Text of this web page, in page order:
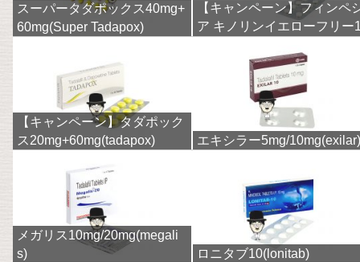
スーパータダポックス40mg+
60mg(Super Tadapox)
【キャンペーン】フィンペ
ア キノリンイエローフリー
【キャンペーン】タダポック
ス20mg+60mg(tadapox)
エキシラー5mg/10mg(exilar)
メガリス10mg/20mg(megali
s)
ロニタブ10(lonitab)